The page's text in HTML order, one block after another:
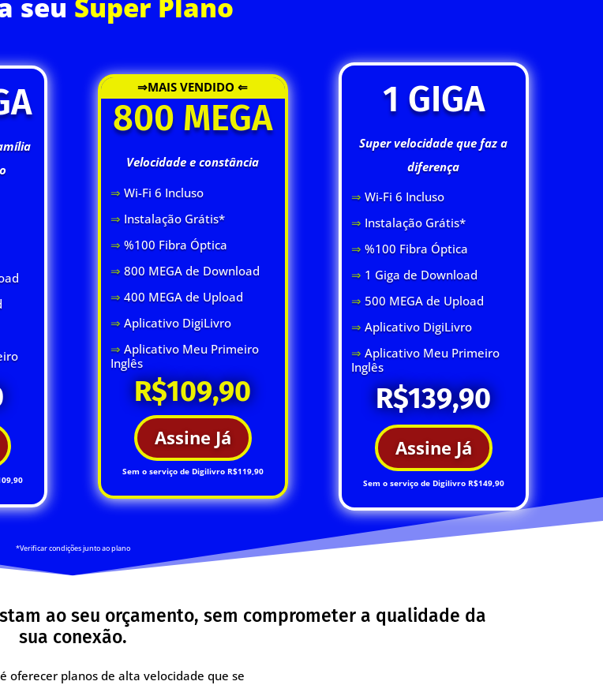
seu Super Plano
⇒MAIS VENDIDO ⇐
800 MEGA
Velocidade e constância
⇒ Wi-Fi 6 Incluso
⇒ Instalação Grátis*
⇒ %100 Fibra Óptica
⇒ 800 MEGA de Download
⇒ 400 MEGA de Upload
⇒ Aplicativo DigiLivro
⇒ Aplicativo Meu Primeiro
Inglês
R$109,90
Assine Já
Sem o serviço de Digilivro R$119,90
1 GIGA
Super velocidade que faz a
diferença
⇒ Wi-Fi 6 Incluso
⇒ Instalação Grátis*
⇒ %100 Fibra Óptica
⇒ 1 Giga de Download
⇒ 500 MEGA de Upload
⇒ Aplicativo DigiLivro
⇒ Aplicativo Meu Primeiro
Inglês
R$139,90
Assine Já
Sem o serviço de Digilivro R$149,90
*Verificar condições junto ao plano
ao seu orçamento, sem comprometer a qualidade da
sua conexão.
oferecer planos de alta velocidade que se